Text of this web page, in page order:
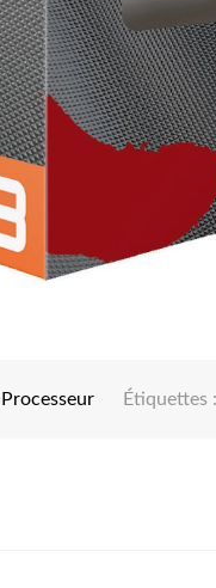
Processeur Étiquettes :